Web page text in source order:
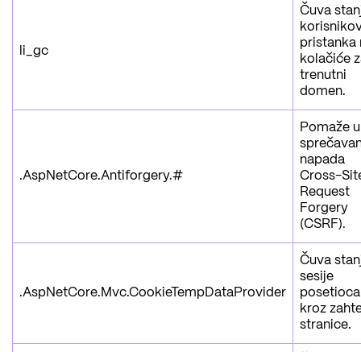
li_gc
Čuva
pristanka
kolačiće
trenutni
domen.
.AspNetCore.Antiforgery.#
Pomaže u
napada
Cross-
Request
Forgery
(CSRF).
.AspNetCore.Mvc.CookieTempDataProvider
Čuva
sesije
posetioca
kroz
stranice.